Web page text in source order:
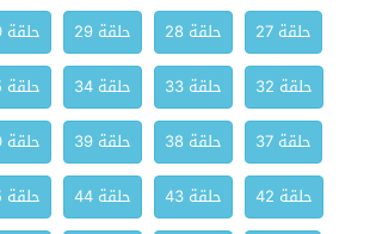
حلقة 27
حلقة 28 حلقة 29 حلقة 30
حلقة 32
حلقة 33 حلقة 34 حلقة 35
حلقة 37
حلقة 38 حلقة 39 حلقة 40
حلقة 42
حلقة 43 حلقة 44 حلقة 45